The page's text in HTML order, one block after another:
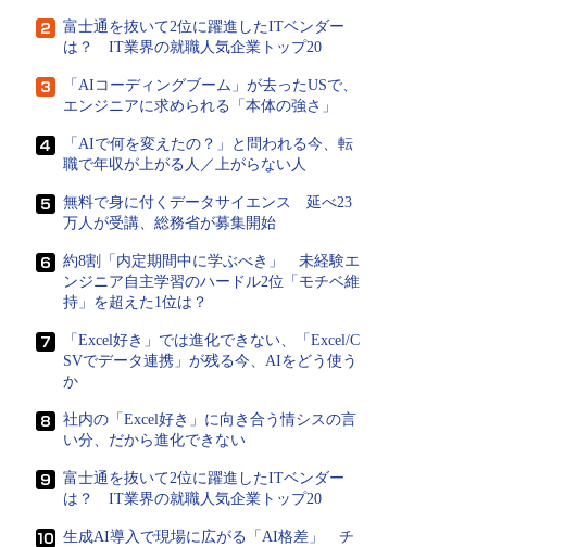
富士通を抜いて2位に躍進したITベンダー
は？ IT業界の就職人気企業トップ20
「AIコーディングブーム」が去ったUSで、
エンジニアに求められる「本体の強さ」
「AIで何を変えたの？」と問われる今、転
職で年収が上がる人／上がらない人
無料で身に付くデータサイエンス 延べ23
万人が受講、総務省が募集開始
約8割「内定期間中に学ぶべき」 未経験エ
ンジニア自主学習のハードル2位「モチベ維
持」を超えた1位は？
「Excel好き」では進化できない、「Excel/C
SVでデータ連携」が残る今、AIをどう使う
か
社内の「Excel好き」に向き合う情シスの言
い分、だから進化できない
富士通を抜いて2位に躍進したITベンダー
は？ IT業界の就職人気企業トップ20
生成AI導入で現場に広がる「AI格差」 チ